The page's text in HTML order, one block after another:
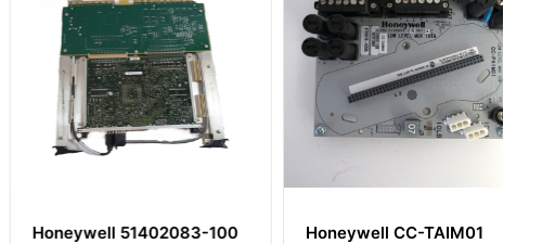
Honeywell 51402083-100
Honeywell CC-TAIM01